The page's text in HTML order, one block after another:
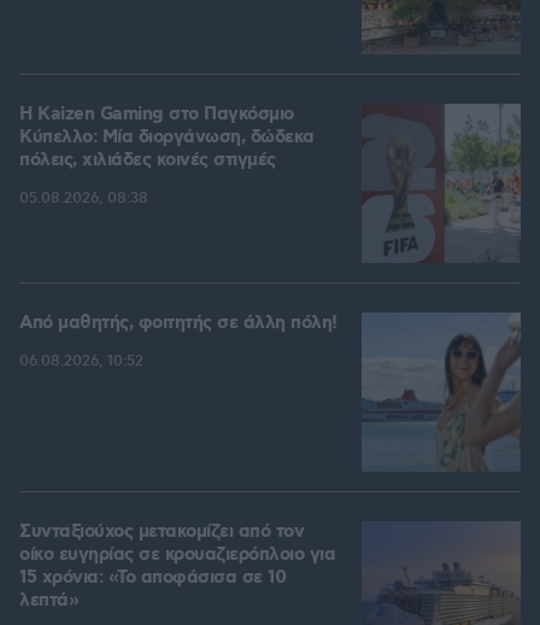
H Kaizen Gaming στο Παγκόσμιο
Kύπελλο: Μία διοργάνωση, δώδεκα
πόλεις, χιλιάδες κοινές στιγμές
05.08.2026, 08:38
Από μαθητής, φοιτητής σε άλλη πόλη!
06.08.2026, 10:52
Συνταξιούχος μετακομίζει από τον
οίκο ευγηρίας σε κρουαζιερόπλοιο για
15 χρόνια: «Το αποφάσισα σε 10
λεπτά»